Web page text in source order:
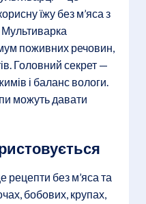
їжу без м’яса з
поживних речовин,
Головний секрет —
і баланс вологи.
можуть давати
рецепти без м’яса та
бобових, крупах,